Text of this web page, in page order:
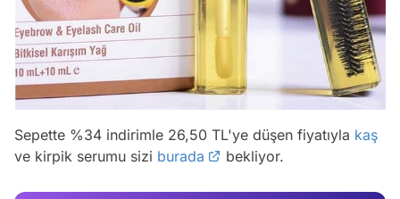
Sepette %34 indirimle 26,50 TL'ye düşen fiyatıyla kaş
ve kirpik serumu sizi burada bekliyor.
Video
Test